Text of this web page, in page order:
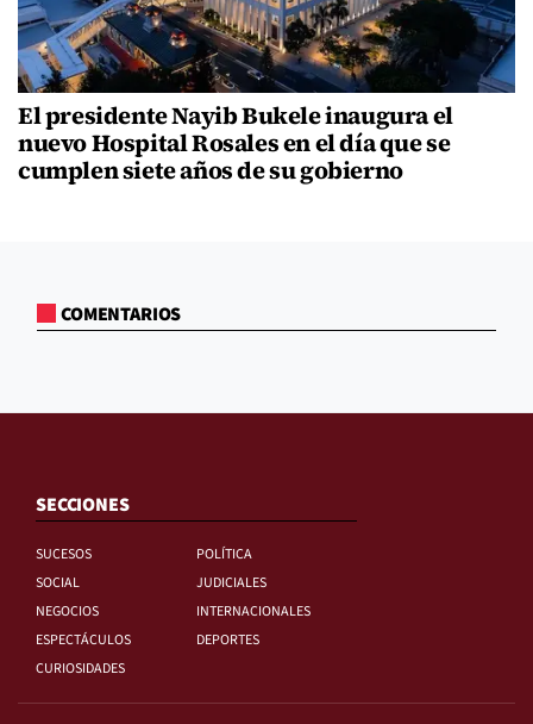
El presidente Nayib Bukele inaugura el
nuevo Hospital Rosales en el día que se
cumplen siete años de su gobierno
COMENTARIOS
SECCIONES
SUCESOS
POLÍTICA
SOCIAL
JUDICIALES
NEGOCIOS
INTERNACIONALES
ESPECTÁCULOS
DEPORTES
CURIOSIDADES